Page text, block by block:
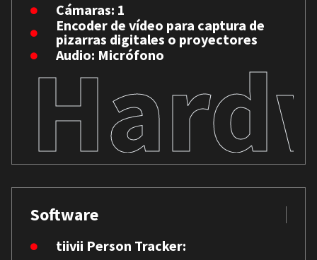
Cámaras: 1
Encoder de vídeo para captura de
pizarras digitales o proyectores
Audio: Micrófono
Software
tiivii Person Tracker: